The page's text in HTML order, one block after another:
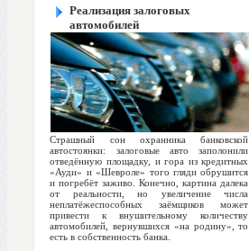
Реализация залоговых
автомобилей
Страшный сон охранника банковской
автостоянки: залоговые авто заполонили
отведённую площадку, и гора из кредитных
«Ауди» и «Шевроле» того гляди обрушится
и погребёт заживо. Конечно, картина далека
от реальности, но увеличение числа
неплатёжеспособных заёмщиков может
привести к внушительному количеству
автомобилей, вернувшихся «на родину», то
есть в собственность банка.